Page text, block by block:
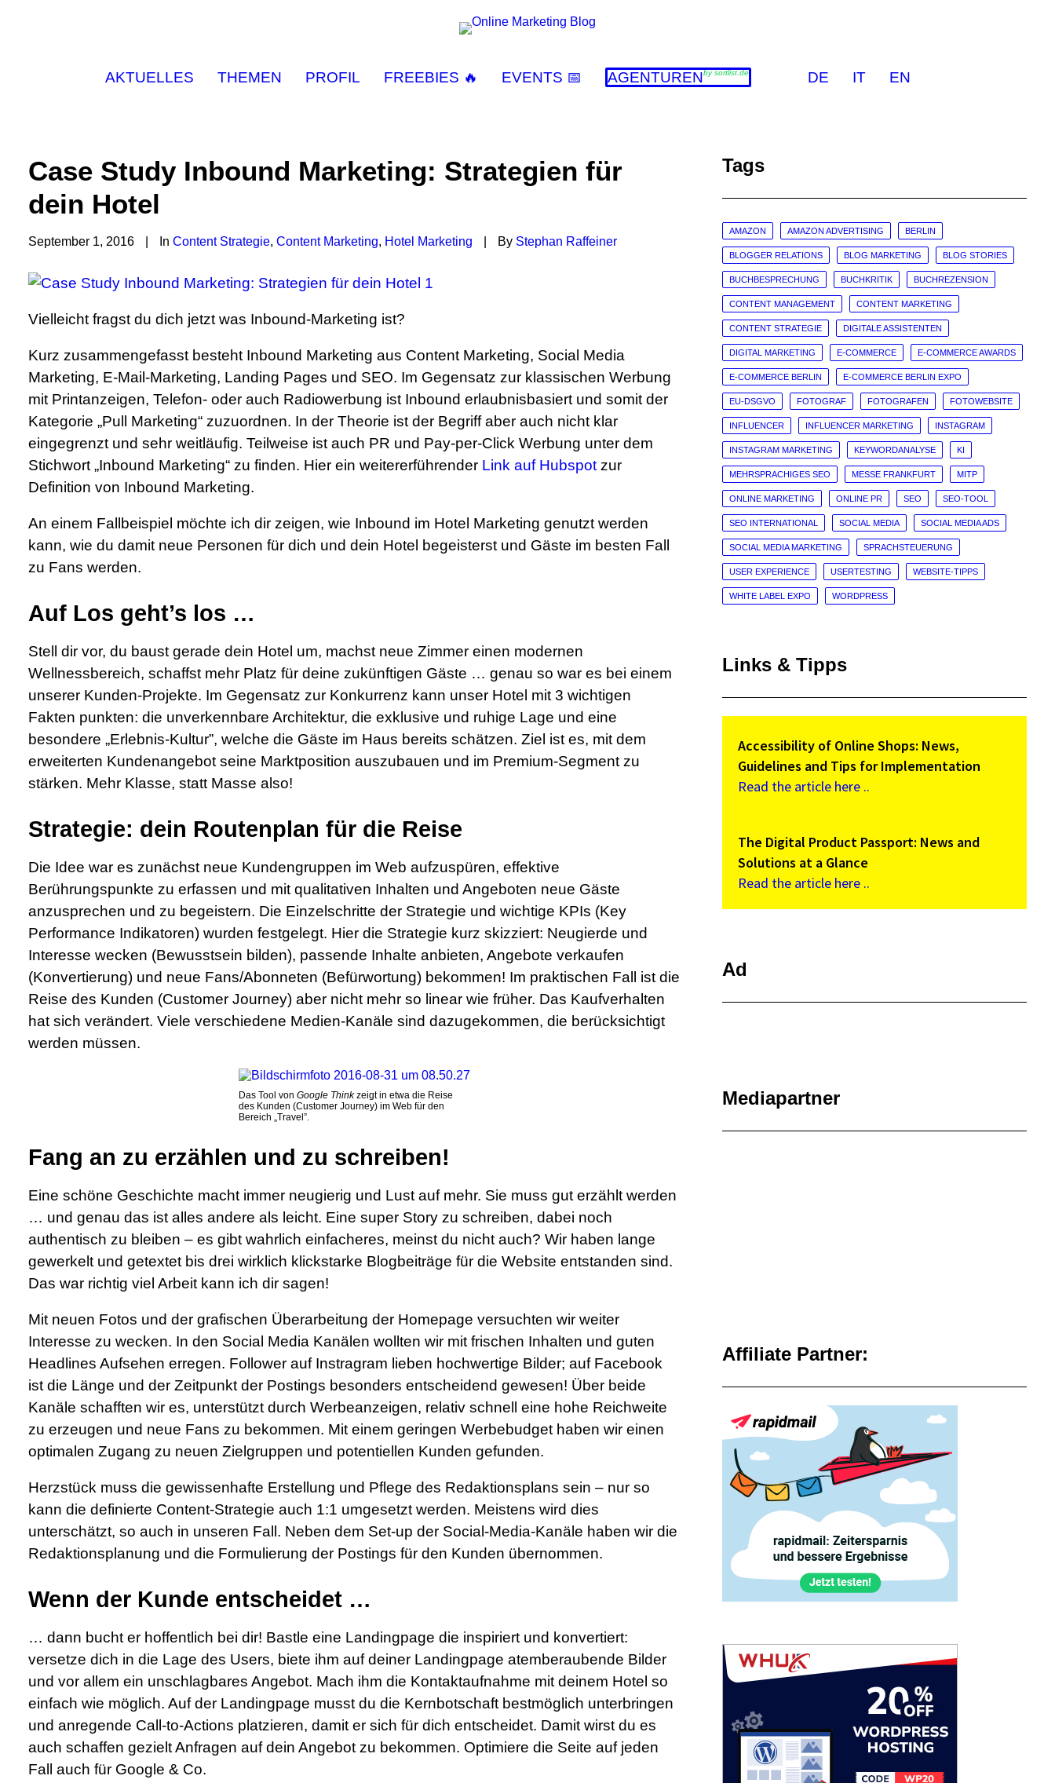
AKTUELLES THEMEN PROFIL FREEBIES 🔥 EVENTS 📅 AGENTURENby sortlist.de DE IT EN
Case Study Inbound Marketing: Strategien für
dein Hotel
September 1, 2016 In Content Strategie, Content Marketing, Hotel Marketing By Stephan Raffeiner
Vielleicht fragst du dich jetzt was Inbound-Marketing ist?
Kurz zusammengefasst besteht Inbound Marketing aus Content Marketing, Social Media
Marketing, E-Mail-Marketing, Landing Pages und SEO. Im Gegensatz zur klassischen Werbung
mit Printanzeigen, Telefon- oder auch Radiowerbung ist Inbound erlaubnisbasiert und somit der
Kategorie „Pull Marketing“ zuzuordnen. In der Theorie ist der Begriff aber auch nicht klar
eingegrenzt und sehr weitläufig. Teilweise ist auch PR und Pay-per-Click Werbung unter dem
Stichwort „Inbound Marketing“ zu finden. Hier ein weitererführender Link auf Hubspot zur
Definition von Inbound Marketing.
An einem Fallbeispiel möchte ich dir zeigen, wie Inbound im Hotel Marketing genutzt werden
kann, wie du damit neue Personen für dich und dein Hotel begeisterst und Gäste im besten Fall
zu Fans werden.
Auf Los geht’s los …
Stell dir vor, du baust gerade dein Hotel um, machst neue Zimmer einen modernen
Wellnessbereich, schaffst mehr Platz für deine zukünftigen Gäste … genau so war es bei einem
unserer Kunden-Projekte. Im Gegensatz zur Konkurrenz kann unser Hotel mit 3 wichtigen
Fakten punkten: die unverkennbare Architektur, die exklusive und ruhige Lage und eine
besondere „Erlebnis-Kultur”, welche die Gäste im Haus bereits schätzen. Ziel ist es, mit dem
erweiterten Kundenangebot seine Marktposition auszubauen und im Premium-Segment zu
stärken. Mehr Klasse, statt Masse also!
Strategie: dein Routenplan für die Reise
Die Idee war es zunächst neue Kundengruppen im Web aufzuspüren, effektive
Berührungspunkte zu erfassen und mit qualitativen Inhalten und Angeboten neue Gäste
anzusprechen und zu begeistern. Die Einzelschritte der Strategie und wichtige KPIs (Key
Performance Indikatoren) wurden festgelegt. Hier die Strategie kurz skizziert: Neugierde und
Interesse wecken (Bewusstsein bilden), passende Inhalte anbieten, Angebote verkaufen
(Konvertierung) und neue Fans/Abonneten (Befürwortung) bekommen! Im praktischen Fall ist die
Reise des Kunden (Customer Journey) aber nicht mehr so linear wie früher. Das Kaufverhalten
hat sich verändert. Viele verschiedene Medien-Kanäle sind dazugekommen, die berücksichtigt
werden müssen.
Das Tool von Google Thinkzeigt in etwa die Reise
des Kunden (Customer Journey) im Web für den
Bereich „Travel”.
Fang an zu erzählen und zu schreiben!
Eine schöne Geschichte macht immer neugierig und Lust auf mehr. Sie muss gut erzählt werden
… und genau das ist alles andere als leicht. Eine super Story zu schreiben, dabei noch
authentisch zu bleiben – es gibt wahrlich einfacheres, meinst du nicht auch? Wir haben lange
gewerkelt und getextet bis drei wirklich klickstarke Blogbeiträge für die Website entstanden sind.
Das war richtig viel Arbeit kann ich dir sagen!
Mit neuen Fotos und der grafischen Überarbeitung der Homepage versuchten wir weiter
Interesse zu wecken. In den Social Media Kanälen wollten wir mit frischen Inhalten und guten
Headlines Aufsehen erregen. Follower auf Instragram lieben hochwertige Bilder; auf Facebook
ist die Länge und der Zeitpunkt der Postings besonders entscheidend gewesen! Über beide
Kanäle schafften wir es, unterstützt durch Werbeanzeigen, relativ schnell eine hohe Reichweite
zu erzeugen und neue Fans zu bekommen. Mit einem geringen Werbebudget haben wir einen
optimalen Zugang zu neuen Zielgruppen und potentiellen Kunden gefunden.
Herzstück muss die gewissenhafte Erstellung und Pflege des Redaktionsplans sein – nur so
kann die definierte Content-Strategie auch 1:1 umgesetzt werden. Meistens wird dies
unterschätzt, so auch in unseren Fall. Neben dem Set-up der Social-Media-Kanäle haben wir die
Redaktionsplanung und die Formulierung der Postings für den Kunden übernommen.
Wenn der Kunde entscheidet …
… dann bucht er hoffentlich bei dir! Bastle eine Landingpage die inspiriert und konvertiert:
versetze dich in die Lage des Users, biete ihm auf deiner Landingpage atemberaubende Bilder
und vor allem ein unschlagbares Angebot. Mach ihm die Kontaktaufnahme mit deinem Hotel so
einfach wie möglich. Auf der Landingpage musst du die Kernbotschaft bestmöglich unterbringen
und anregende Call-to-Actions platzieren, damit er sich für dich entscheidet. Damit wirst du es
auch schaffen gezielt Anfragen auf dein Angebot zu bekommen. Optimiere die Seite auf jeden
Fall auch für Google & Co.
Tags
AMAZON AMAZON ADVERTISING BERLIN
BLOGGER RELATIONS BLOG MARKETING BLOG STORIES
BUCHBESPRECHUNG BUCHKRITIK BUCHREZENSION
CONTENT MANAGEMENT CONTENT MARKETING
CONTENT STRATEGIE DIGITALE ASSISTENTEN
DIGITAL MARKETING E-COMMERCE E-COMMERCE AWARDS
E-COMMERCE BERLIN E-COMMERCE BERLIN EXPO
EU-DSGVO FOTOGRAF FOTOGRAFEN FOTOWEBSITE
INFLUENCER INFLUENCER MARKETING INSTAGRAM
INSTAGRAM MARKETING KEYWORDANALYSE KI
MEHRSPRACHIGES SEO MESSE FRANKFURT MITP
ONLINE MARKETING ONLINE PR SEO SEO-TOOL
SEO INTERNATIONAL SOCIAL MEDIA SOCIAL MEDIA ADS
SOCIAL MEDIA MARKETING SPRACHSTEUERUNG
USER EXPERIENCE USERTESTING WEBSITE-TIPPS
WHITE LABEL EXPO WORDPRESS
Links & Tipps
Accessibility of Online Shops: News,
Guidelines and Tips for Implementation
Read the article here ..
The Digital Product Passport: News and
Solutions at a Glance
Read the article here ..
Ad
Mediapartner
Affiliate Partner: